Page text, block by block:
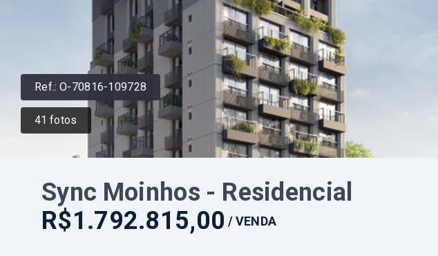
Ref.:O-70816-109728
41 fotos
Sync Moinhos - Residencial
R$1.792.815,00 /VENDA